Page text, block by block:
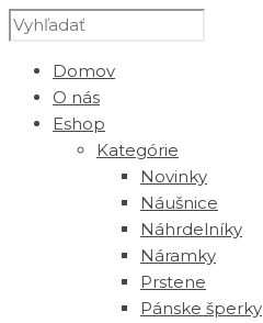
Domov
O nás
Eshop
Kategórie
Novinky
Náušnice
Náhrdelníky
Náramky
Prstene
Pánske šperky